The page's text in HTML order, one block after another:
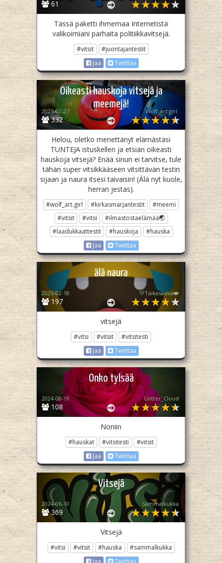
61
Tässä paketti ihmemaa Internetistä
valikoimiani parhaita politiikkavitsejä.
#vitsit
#juontajantestit
Jaa
Twiittaa
Oikeasti hauskoja vitsejä ja
meemejä!
332
2025-02-27 Wolf_art girl ‎
Helou, oletko menettänyt elämästäsi
TUNTEJA istuskellen ja etsiän oikeasti
hauskoja vitsejä? Enää sinun ei tarvitse, tule
tähän super vitsikkääseen vitsittävän testin
sijaan ja naura itsesi taivaisin! (Älä nyt kuole,
herran jestas).
#wolf_art.girl #kirkasmarjantestit
#meemi
#vitsit
#vitsi
#ilmastostaelämää🌏
#laadukkaattestit
#hauskoja
#hauska
Jaa
Twiittaa
älä naura
197
2025-02-18 💛Taikasauva❤️
vitsejä
#vitsi #vitsit
#vitsitesti
Jaa
Twiittaa
Onko tylsää
108
2024-08-19 Glitter_Cloud
Noniin
#hauskat #vitsitesti
#vitsit
Jaa
Twiittaa
Vitsejä
369
2024-06-10 Sammalkukka
Vitsejä
#vitsi #vitsit #hauska
#sammalkukka
Jaa
Twiittaa